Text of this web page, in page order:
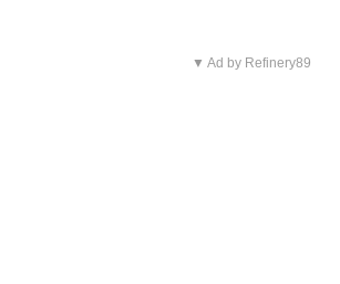
▼ Ad by Refinery89